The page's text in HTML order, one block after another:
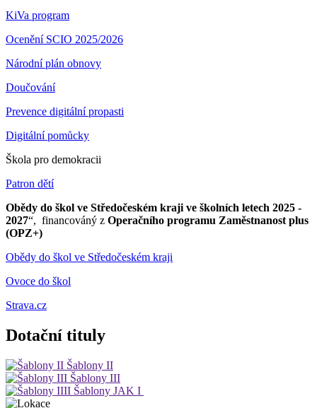
KiVa program
Ocenění SCIO 2025/2026
Národní plán obnovy
Doučování
Prevence digitální propasti
Digitální pomůcky
Škola pro demokracii
Patron dětí
Obědy do škol ve Středočeském kraji ve školních letech 2025 -
2027“, financováný z Operačního programu Zaměstnanost plus
(OPZ+)
Obědy do škol ve Středočeském kraji
Ovoce do škol
Strava.cz
Dotační tituly
Šablony II
Šablony III
Šablony JAK I